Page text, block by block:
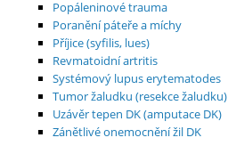
Popáleninové trauma
Poranění páteře a míchy
Příjice (syfilis, lues)
Revmatoidní artritis
Systémový lupus erytematodes
Tumor žaludku (resekce žaludku)
Uzávěr tepen DK (amputace DK)
Zánětlivé onemocnění žil DK